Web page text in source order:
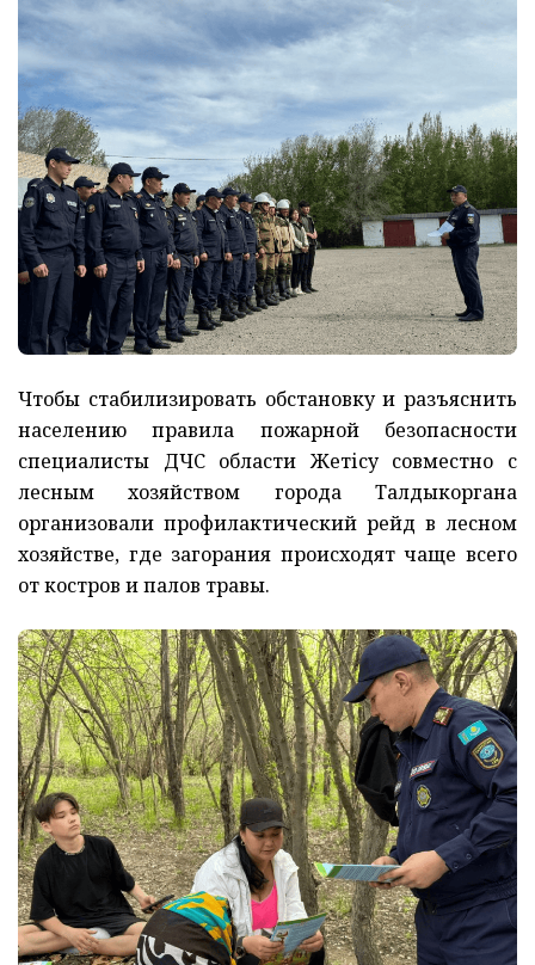
Чтобы стабилизировать обстановку и разъяснить
населению правила пожарной безопасности
специалисты ДЧС области Жетісу совместно с
лесным хозяйством города Талдыкоргана
организовали профилактический рейд в лесном
хозяйстве, где загорания происходят чаще всего
от костров и палов травы.